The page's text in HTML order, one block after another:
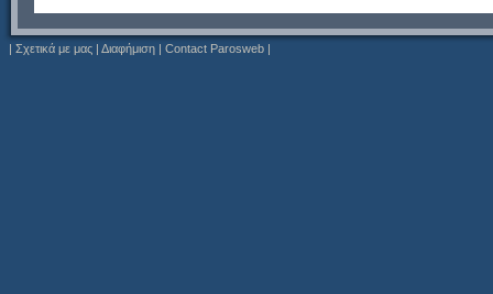
| Σχετικά με μας | Διαφήμιση | Contact Parosweb |